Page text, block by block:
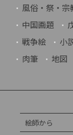
風俗・祭・宗
中国画題
戦争絵
小
肉筆
地図
絵師から